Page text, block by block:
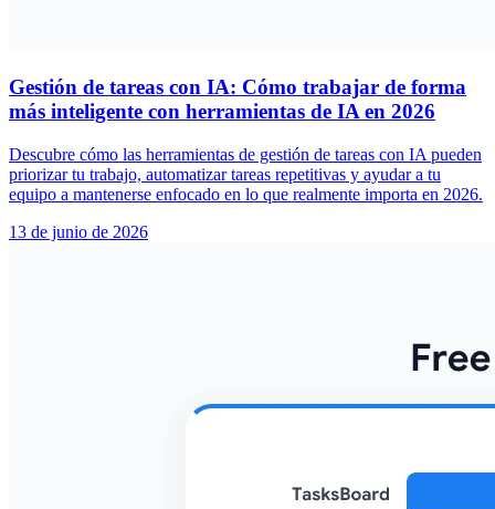
Gestión de tareas con IA: Cómo trabajar de forma
más inteligente con herramientas de IA en 2026
Descubre cómo las herramientas de gestión de tareas con IA pueden
priorizar tu trabajo, automatizar tareas repetitivas y ayudar a tu
equipo a mantenerse enfocado en lo que realmente importa en 2026.
13 de junio de 2026